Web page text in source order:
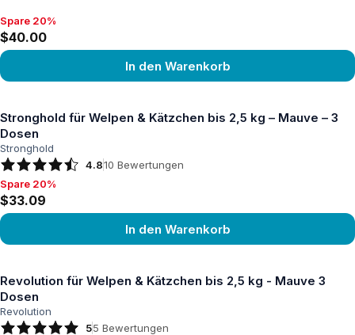
Spare 20%, $40.00
Spare 20%
$40.00
In den Warenkorb
Stronghold für Welpen & Kätzchen bis 2,5 kg – Mauve – 3
Dosen
Stronghold
4.810 Bewertungen
Spare 20%, $33.09
Spare 20%
$33.09
In den Warenkorb
Revolution für Welpen & Kätzchen bis 2,5 kg - Mauve 3
Dosen
Revolution
55 Bewertungen